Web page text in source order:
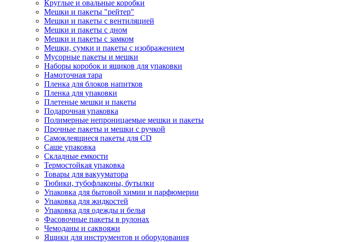
Круглые и овальные коробки
Мешки и пакеты "рейтер"
Мешки и пакеты с вентиляцией
Мешки и пакеты с дном
Мешки и пакеты с замком
Мешки, сумки и пакеты с изображением
Мусорные пакеты и мешки
Наборы коробок и ящиков для упаковки
Намоточная тара
Пленка для блоков напитков
Пленка для упаковки
Плетеные мешки и пакеты
Подарочная упаковка
Полимерные непроницаемые мешки и пакеты
Прочные пакеты и мешки с ручкой
Самоклеящиеся пакеты для CD
Саше упаковка
Складные емкости
Термостойкая упаковка
Товары для вакууматора
Тюбики, тубофлаконы, бутылки
Упаковка для бытовой химии и парфюмерии
Упаковка для жидкостей
Упаковка для одежды и белья
Фасовочные пакеты в рулонах
Чемоданы и саквояжи
Ящики для инструментов и оборудования